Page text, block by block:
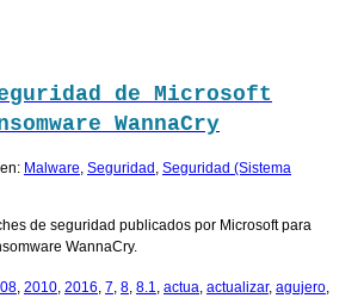
de Microsoft
WannaCry
Malware, Seguridad , Seguridad (Sistema
de seguridad publicados por Microsoft para
WannaCry.
, 2010, 2016, 7, 8, 8.1, actua, actualizar, agujero,